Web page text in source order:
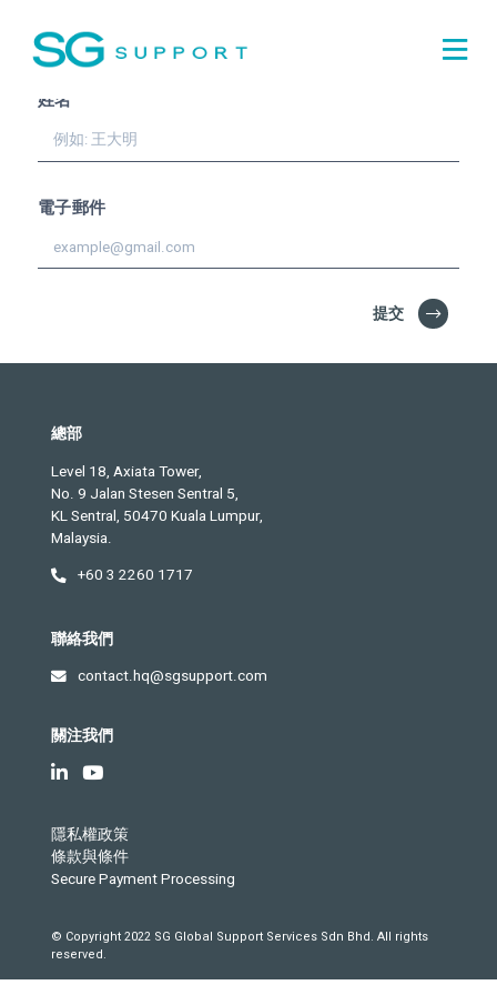
訂閱並且收到我們的
月刊!
姓名
電子郵件
提交
總部
Level 18, Axiata Tower,
No. 9 Jalan Stesen Sentral 5,
KL Sentral, 50470 Kuala Lumpur,
Malaysia.
+60 3 2260 1717
聯絡我們
contact.hq@sgsupport.com
關注我們
隱私權政策
條款與條件
Secure Payment Processing
© Copyright 2022 SG Global Support Services Sdn Bhd. All rights
reserved.